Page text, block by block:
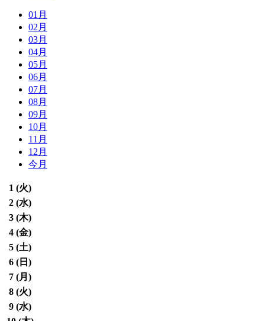
01月
02月
03月
04月
05月
06月
07月
08月
09月
10月
11月
12月
今月
1 (火)
2 (水)
3 (木)
4 (金)
5 (土)
6 ( 日 )
7 (月 )
8 (火)
9 (水)